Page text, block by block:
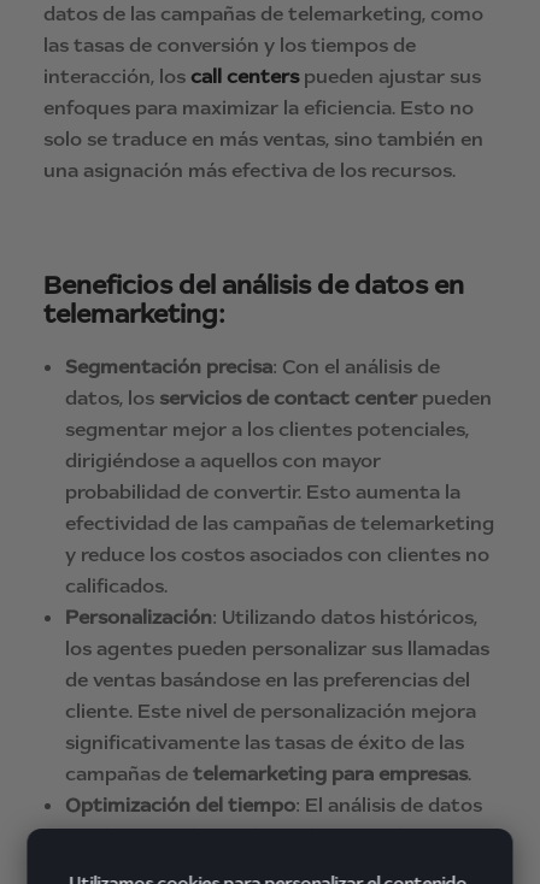
datos de las campañas de telemarketing, como
las tasas de conversión y los tiempos de
interacción, los call centerspueden ajustar sus
enfoques para maximizar la eficiencia. Esto no
solo se traduce en más ventas, sino también en
una asignación más efectiva de los recursos.
Beneficios del análisis de datos en
telemarketing:
Segmentación precisa: Con el análisis de
datos, los servicios de contact centerpueden
segmentar mejor a los clientes potenciales,
dirigiéndose a aquellos con mayor
probabilidad de convertir. Esto aumenta la
efectividad de las campañas de telemarketing
y reduce los costos asociados con clientes no
calificados.
Personalización: Utilizando datos históricos,
los agentes pueden personalizar sus llamadas
de ventas basándose en las preferencias del
cliente. Este nivel de personalización mejora
significativamente las tasas de éxito de las
campañas de telemarketing para empresas.
Optimización del tiempo: El análisis de datos
también puede ayudar a identificar los